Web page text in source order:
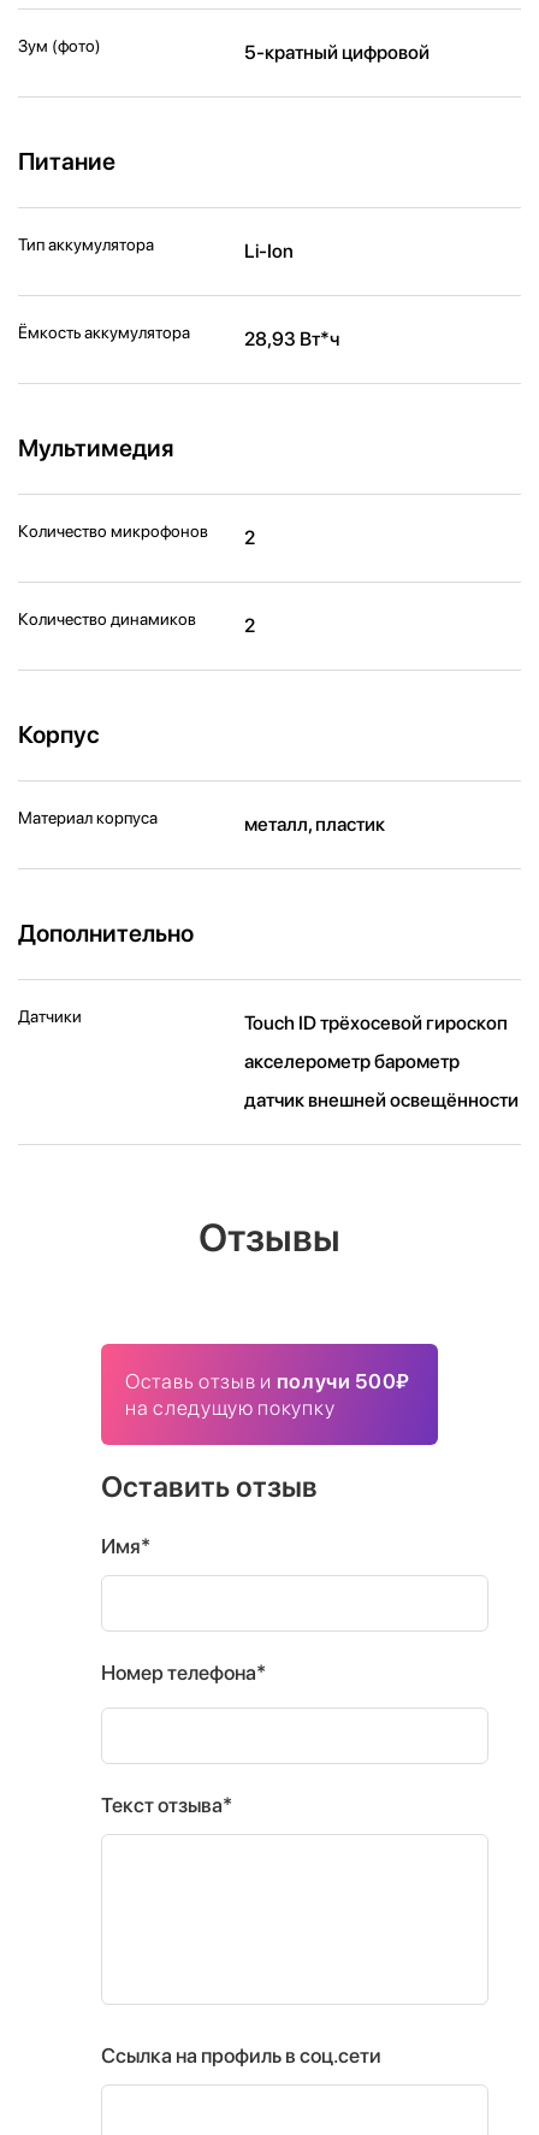
Зум (фото) 5-кратный цифровой
Питание
Тип аккумулятора Li-Ion
Ёмкость аккумулятора 28,93 Вт*ч
Мультимедия
Количество микрофонов 2
Количество динамиков 2
Корпус
Материал корпуса металл, пластик
Дополнительно
Датчики
Touch ID трёхосевой гироскоп
акселерометр барометр
датчик внешней освещённости
Отзывы
Оставь отзыв и получи 500₽
на следущую покупку
Оставить отзыв
Имя*
Номер телефона*
Текст отзыва*
Ссылка на профиль в соц.сети